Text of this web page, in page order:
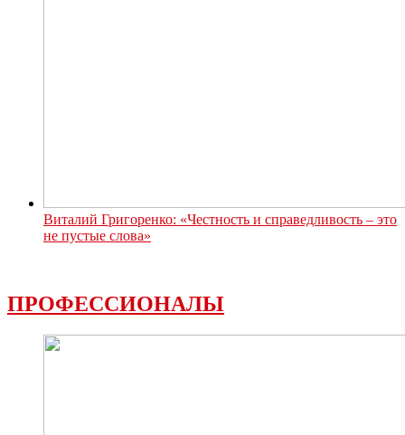
Виталий Григоренко: «Честность и справедливость – это
не пустые слова»
ПРОФЕССИОНАЛЫ